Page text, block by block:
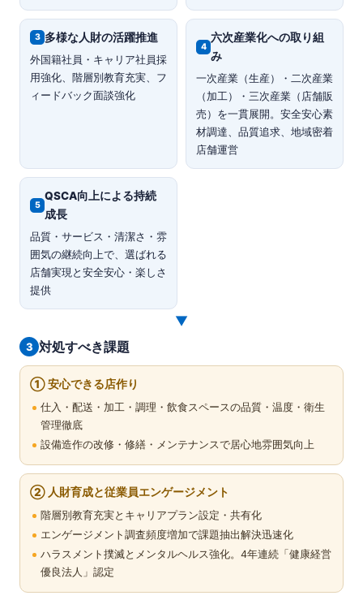
3 多様な人財の活躍推進
外国籍社員・キャリア社員採
用強化、階層別教育充実、フ
ィードバック面談強化
4
六次産業化への取り組
み
一次産業（生産）・二次産業
（加工）・三次産業（店舗販
売）を一貫展開。安全安心素
材調達、品質追求、地域密着
店舗運営
5
QSCA向上による持続
成長
品質・サービス・清潔さ・雰
囲気の継続向上で、選ばれる
店舗実現と安全安心・楽しさ
提供
▼
3 対処すべき課題
① 安心できる店作り
仕入・配送・加工・調理・飲食スペースの品質・温度・衛生
管理徹底
設備造作の改修・修繕・メンテナンスで居心地雰囲気向上
② 人財育成と従業員エンゲージメント
階層別教育充実とキャリアプラン設定・共有化
エンゲージメント調査頻度増加で課題抽出解決迅速化
ハラスメント撲滅とメンタルヘルス強化。4年連続「健康経営
優良法人」認定